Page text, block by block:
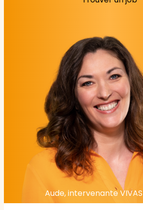
Aude, intervenante